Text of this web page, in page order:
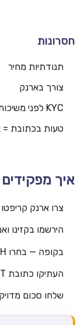
חסרונות
תנודתיות מחיר
צורך בארנק
KYC לפני משיכות גדולות
טעות בכתובת =
איך
צרו ארנק
הירשמו בקזינו
בקופה — בחרו BTC/ETH
העתיקו כתובת WALLET מהקזינו
שלחו סכום